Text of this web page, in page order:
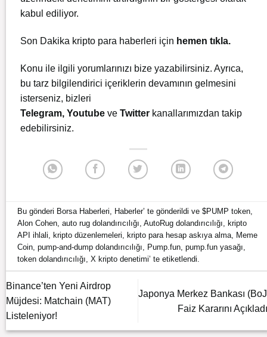
kabul ediliyor.
Son Dakika kripto para haberleri için hemen tıkla.
Konu ile ilgili yorumlarınızı bize yazabilirsiniz. Ayrıca,
bu tarz bilgilendirici içeriklerin devamının gelmesini
isterseniz, bizleri
Telegram, Youtube ve Twitter kanallarımızdan takip
edebilirsiniz.
Bu gönderi Borsa Haberleri, Haberler’ te gönderildi ve$PUMP token,
Alon Cohen,auto rug dolandırıcılığı,AutoRug dolandırıcılığı, kripto
API ihlali, kripto düzenlemeleri, kripto para hesap askıya alma, Meme
Coin,pump-and-dump dolandırıcılığı, Pump.fun,pump.fun yasağı,
token dolandırıcılığı,X kripto denetimi’ te etiketlendi.
Binance’ten Yeni Airdrop
Müjdesi: Matchain (MAT)
Listeleniyor!
Japonya Merkez Bankası
Faiz Kararını